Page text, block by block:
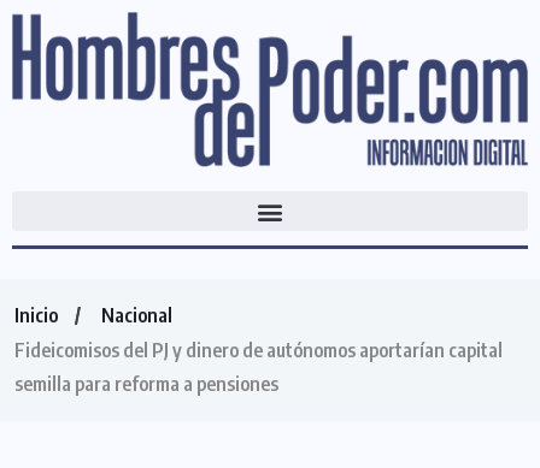
Inicio
Nacional
Fideicomisos del PJ y dinero de autónomos aportarían capital
semilla para reforma a pensiones